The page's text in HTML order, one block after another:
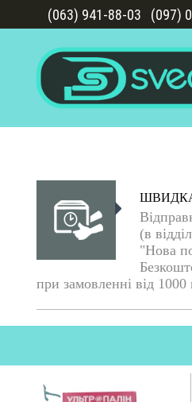
(063) 941-88-03 (097)
(в
"Нова
при замовленні від 1000